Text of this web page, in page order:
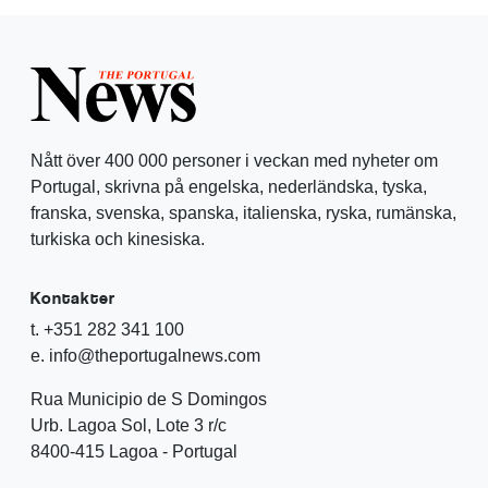
Nått över 400 000 personer i veckan med nyheter om
Portugal, skrivna på engelska, nederländska, tyska,
franska, svenska, spanska, italienska, ryska, rumänska,
turkiska och kinesiska.
Kontakter
t. +351 282 341 100
e. info@theportugalnews.com
Rua Municipio de S Domingos
Urb. Lagoa Sol, Lote 3 r/c
8400-415 Lagoa - Portugal